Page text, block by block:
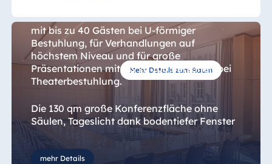
Mehr Details zum Raum
Konferenzraum "Salon 2" für Konferenzen
mit bis zu 40 Gästen bei U-förmiger
Bestuhlung, für Verhandlungen auf
höchstem Niveau und für große
Präsentationen mit bis zu 100 Personen bei
Theaterbestuhlung.
Die 130 qm große Konferenzfläche ohne
Säulen, Tageslicht dank bodentiefer Fenster
oder künstliches Licht und stilvolles Design
schaffen ein komfortables Ambiente.
mehr Details